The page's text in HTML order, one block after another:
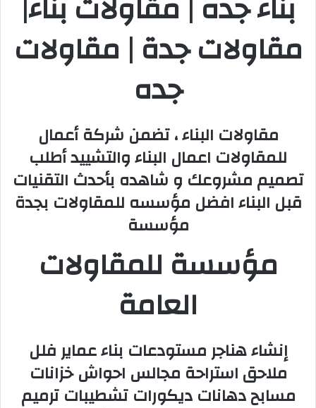
مقاولات جدة | مقاولات
جده
مقاولات البناء ، تضمن شركة أعمال
للمقاولات اعمال البناء والتشييد أطلب
تصميم مشروعك و شاهده بأحدث التقنيات
قبل البناء افضل مؤسسه للمقاولات بجدة
مؤسسة
مؤسسة للمقاولات
العامة
إنشاء هناجر مستودعات بناء عماير فلل
ملاحق استراحة مجالس احواش خزانات
مسابح دهانات ديكورات تشطيبات ترميم